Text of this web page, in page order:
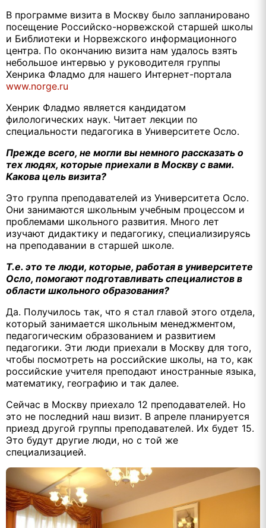
В программе визита в Москву было запланировано
посещение Российско-норвежской старшей школы
и Библиотеки и Норвежского информационного
центра. По окончанию визита нам удалось взять
небольшое интервью у руководителя группы
Хенрика Фладмо для нашего Интернет-портала
www.norge.ru
Хенрик Фладмо является кандидатом
филологических наук. Читает лекции по
специальности педагогика в Университете Осло.
Прежде всего, не могли вы немного рассказать о
тех людях, которые приехали в Москву с вами.
Какова цель визита?
Это группа преподавателей из Университета Осло.
Они занимаются школьным учебным процессом и
проблемами школьного развития. Много лет
изучают дидактику и педагогику, специализируясь
на преподавании в старшей школе.
Т.е. это те люди, которые, работая в университете
Осло, помогают подготавливать специалистов в
области школьного образования?
Да. Получилось так, что я стал главой этого отдела,
который занимается школьным менеджментом,
педагогическим образованием и развитием
педагогики. Эти люди приехали в Москву для того,
чтобы посмотреть на российские школы, на то, как
российские учителя преподают иностранные языка,
математику, географию и так далее.
Сейчас в Москву приехало 12 преподавателей. Но
это не последний наш визит. В апреле планируется
приезд другой группы преподавателей. Их будет 15.
Это будут другие люди, но с той же
специализацией.